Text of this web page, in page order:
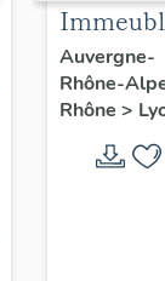
du
Saint-
Auvergne-
Rhône-
Rhône >